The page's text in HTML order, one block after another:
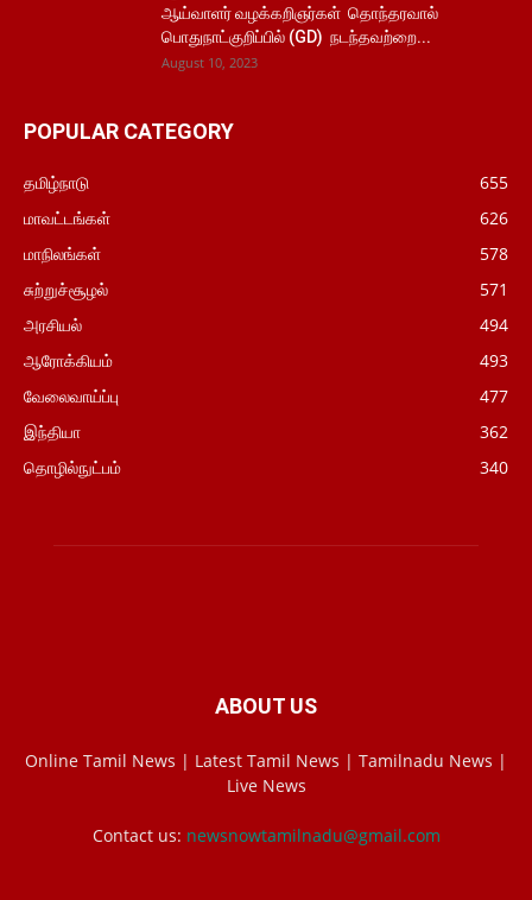
ஆய்வாளர் வழக்கறிஞர்கள் தொந்தரவால்
பொதுநாட்குறிப்பில் (GD) நடந்தவற்றை...
August 10, 2023
POPULAR CATEGORY
தமிழ்நாடு
655
மாவட்டங்கள்
626
மாநிலங்கள்
578
சுற்றுச்சூழல்
571
அரசியல்
494
ஆரோக்கியம்
493
வேலைவாய்ப்பு
477
இந்தியா
362
தொழில்நுட்பம்
340
ABOUT US
Online Tamil News | Latest Tamil News | Tamilnadu News |
Live News
Contact us: newsnowtamilnadu@gmail.com